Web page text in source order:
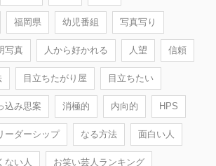
福岡県 幼児番組 写真写り
写真 人から好かれる 人望 信頼
目立ちたがり屋 目立ちたい
込み思案 消極的 内向的 HPS
ーダーシップ なる方法 面白い人
ない人 お笑い芸人ランキング